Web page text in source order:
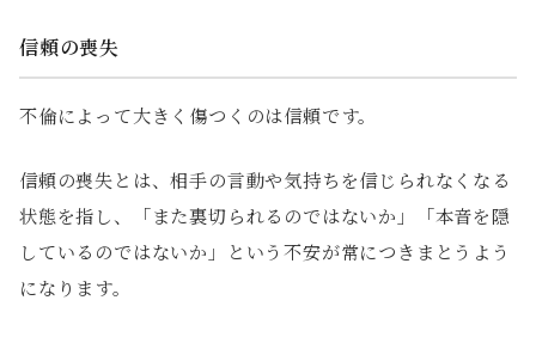
信頼の喪失
不倫によって大きく傷つくのは信頼です。
信頼の喪失とは、相手の言動や気持ちを信じられなくなる
状態を指し、「また裏切られるのではないか」「本音を隠
しているのではないか」という不安が常につきまとうよう
になります。